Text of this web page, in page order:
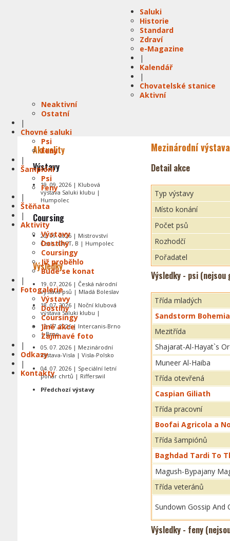
Saluki
Historie
Standard
Zdraví
e-Magazine
|
Kalendář
|
Chovatelské stanice
Aktivní
Neaktivní
Ostatní
|
Chovné saluki
Psi
Feny
|
Šampióni
Psi
Feny
|
Štěňata
|
Aktivity
Výstavy
Dostihy
Coursingy
Již proběhlo
Bude se konat
|
Fotogalerie
Výstavy
Dostihy
Coursingy
Jiné akce
Zajímavé foto
|
Odkazy
|
Kontakty
Mezinárodní
Detail akce
Typ výstavy
Místo konání
Počet psů
Rozhodčí
Pořadatel
Výsledky - psi
Třída mladých
Sandstorm
Mezitřída
Shajarat-Al-Hayat`s
Muneer Al-Haiba
Třída otevřená
Caspian Giliath
Třída pracovní
Boofai Agricola a
Třída šampiónů
Baghdad Tardi To
Magush-Bypajany
Třída veteránů
Sundown Gossip And
Výsledky - feny
Aktuality
Výstavy
19. 09. 2026 | Klubová
výstava Saluki klubu |
Humpolec
Coursing
20. 09. 2026 | Mistrovství
Čech, CACT, B | Humpolec
Výsledky
19. 07. 2026 | Česká národní
výstava psů | Mladá Boleslav
18. 07. 2026 | Noční klubová
výstava Saluki klubu |
12. 07. 2026 | Intercanis-Brno
| Brno
05. 07. 2026 | Mezinárodní
výstava-Visla | Visla-Polsko
04. 07. 2026 | Speciální letní
pohár chrtů | Rifferswil
Předchozí výstavy